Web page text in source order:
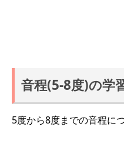
音程(5-8度)の学
5度から8度までの音程に